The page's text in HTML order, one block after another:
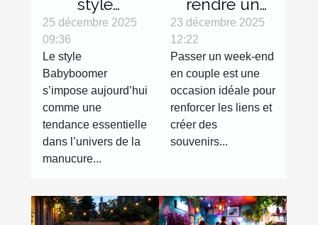
style
Babyboomer
révolutionne-
t-il les
tendances
manucures ?
25 décembre 2025
09:36
Le style
Babyboomer
s’impose aujourd’hui
comme une
tendance essentielle
dans l’univers de la
manucure...
rendre un
week-end en
couple
inoubliable ?
23 décembre 2025
12:22
Passer un week-end
en couple est une
occasion idéale pour
renforcer les liens et
créer des
souvenirs...